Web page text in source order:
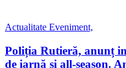
Actualitate Eveniment,
Poliția Rutieră, anunț
de iarnă și all-season.